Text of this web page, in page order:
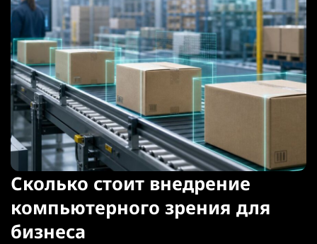
Сколько стоит внедрение
компьютерного зрения для
бизнеса